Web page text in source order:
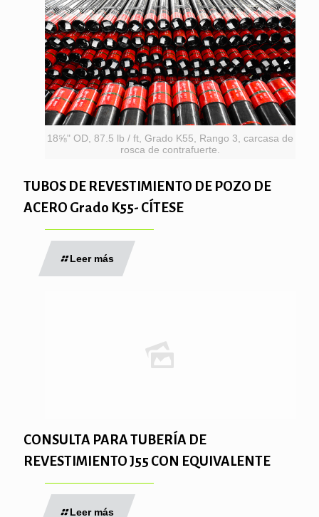
18⅝" OD, 87.5 lb / ft, Grado K55, Rango 3, carcasa de
rosca de contrafuerte.
TUBOS DE REVESTIMIENTO DE POZO DE
ACERO Grado K55- CÍTESE
Leer más
CONSULTA PARA TUBERÍA DE
REVESTIMIENTO J55 CON EQUIVALENTE
Leer más